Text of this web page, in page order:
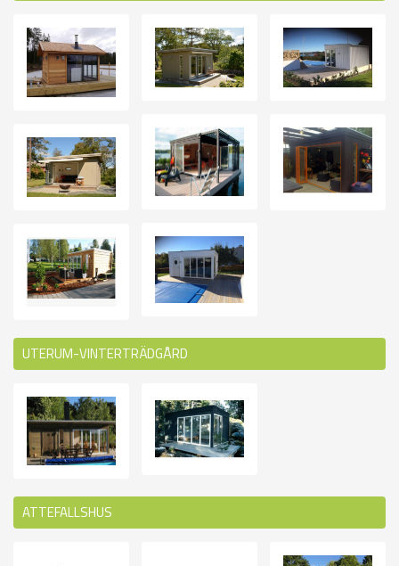
UTERUM-VINTERTRÄDGÅRD
ATTEFALLSHUS